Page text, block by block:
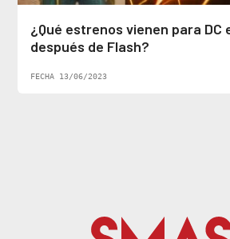
¿Qué estrenos vienen para DC
después de Flash?
FECHA 13/06/2023